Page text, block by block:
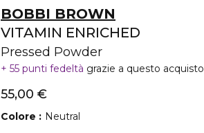
BOBBI BROWN
VITAMIN ENRICHED
Pressed Powder
55 punti fedeltà grazie a questo acquisto
55,00 €
Colore Neutral